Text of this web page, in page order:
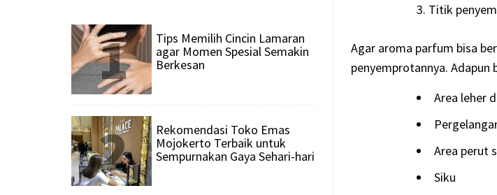
Titik
Agar aroma parfum bisa
penyemprotannya.
Area leher
Area perut
Siku
1
Tips Memilih Cincin Lamaran
agar Momen Spesial Semakin
Berkesan
2
Rekomendasi Toko Emas
Mojokerto Terbaik untuk
Sempurnakan Gaya Sehari-hari